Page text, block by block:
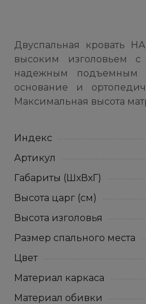
Двуспальная кровать
высоким изголовьем
надежным подъемным
основание и
Максимальная высота
Индекс
Артикул
Габариты (ШхВхГ)
Высота царг (см)
Высота изголовья
Размер спального места
Цвет
Материал каркаса
Материал обивки